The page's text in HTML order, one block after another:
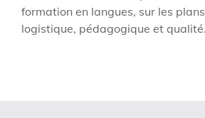
formation en langues, sur les
logistique, pédagogique et qualité.